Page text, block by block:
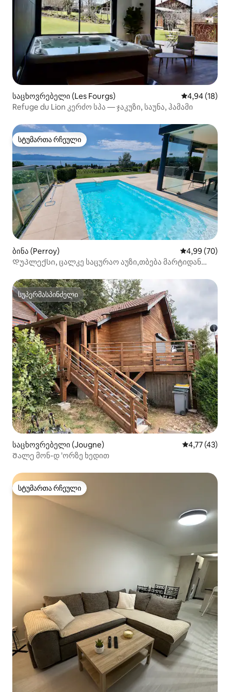
საცხოვრებელი (Les Fourgs) საშუალო
4,94 (18)
Refuge du Lion კერძო სპა — ჯაკუზი, საუნა, ჰამამი
სტუმართა რჩეული
სტუმართა რჩეული
ბინა (Perroy) საშუალო
4,99 (70)
Დუპლექსი, ცალკე საცურაო აუზი,თბება მარტიდან
სუპერმასპინძელი
სუპერმასპინძელი
საცხოვრებელი (Jougne) საშუალო
4,77 (43)
Შალე მონ-დ 'ორზე ხედით
სტუმართა რჩეული
სტუმართა რჩეული